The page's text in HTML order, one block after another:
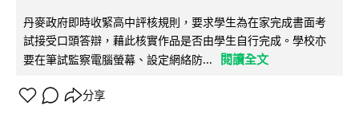
丹麥政府即時收緊高中評核規則，要求學生為在家完成書面考
試接受口頭答辯，藉此核實作品是否由學生自行完成。學校亦
要在筆試監察電腦螢幕、設定網絡防...
閱讀全文
分享